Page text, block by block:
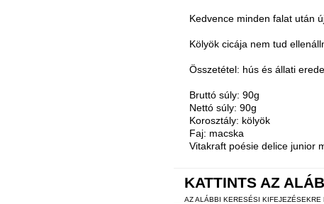
Kedvence minden falat után
Kölyök cicája nem tud
Összetétel: hús és állati
Bruttó súly: 90g
Nettó súly: 90g
Korosztály: kölyök
Faj: macska
Vitakraft poésie delice junior
KATTINTS AZ
AZ ALÁBBI KERESÉSI KIFEJEZÉSEKRE